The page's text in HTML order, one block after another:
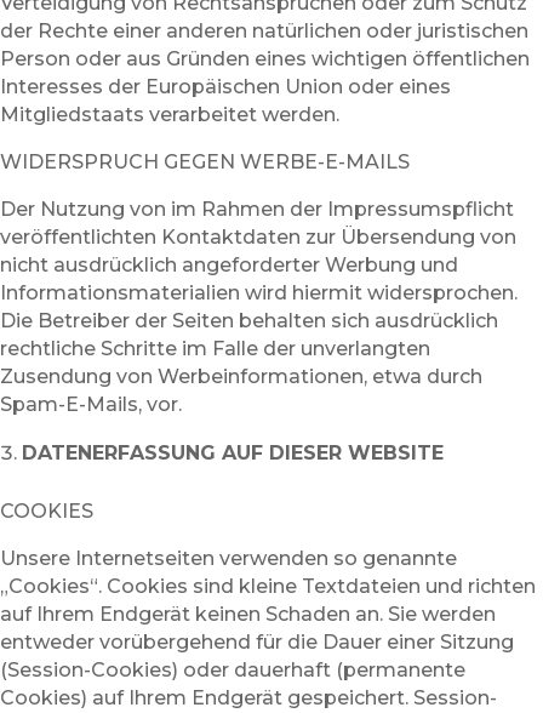
der Rechte einer anderen natürlichen oder juristischen
Person oder aus Gründen eines wichtigen öffentlichen
Interesses der Europäischen Union oder eines
Mitgliedstaats verarbeitet werden.
WIDERSPRUCH GEGEN WERBE-E-MAILS
Der Nutzung von im Rahmen der Impressumspflicht
veröffentlichten Kontaktdaten zur Übersendung von
nicht ausdrücklich angeforderter Werbung und
Informationsmaterialien wird hiermit widersprochen.
Die Betreiber der Seiten behalten sich ausdrücklich
rechtliche Schritte im Falle der unverlangten
Zusendung von Werbeinformationen, etwa durch
Spam-E-Mails, vor.
DATENERFASSUNG AUF DIESER WEBSITE
COOKIES
Unsere Internetseiten verwenden so genannte
„Cookies“. Cookies sind kleine Textdateien und richten
auf Ihrem Endgerät keinen Schaden an. Sie werden
entweder vorübergehend für die Dauer einer Sitzung
(Session-Cookies) oder dauerhaft (permanente
Cookies) auf Ihrem Endgerät gespeichert. Session-